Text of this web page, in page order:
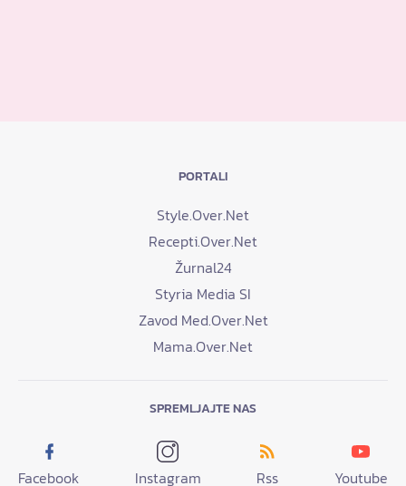
PORTALI
Style.Over.Net
Recepti.Over.Net
Žurnal24
Styria Media SI
Zavod Med.Over.Net
Mama.Over.Net
SPREMLJAJTE NAS
Facebook Instagram Rss Youtube